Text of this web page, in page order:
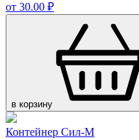
от 30.00 ₽
в корзину
Контейнер Сил-М